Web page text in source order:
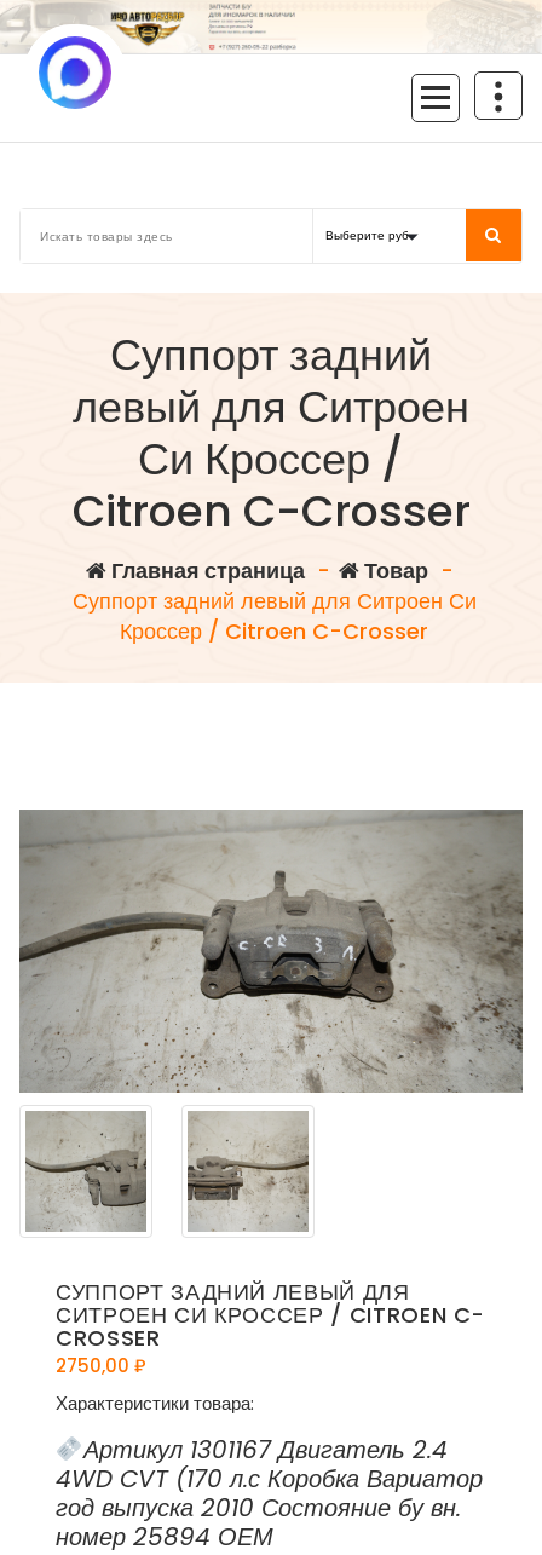
Перейти
к
содержимому
Суппорт задний
левый для Ситроен
Си Кроссер /
Citroen C-Crosser
Главная страница- Товар-
Суппорт задний левый для Ситроен Си
Кроссер / Citroen C-Crosser
СУППОРТ ЗАДНИЙ ЛЕВЫЙ ДЛЯ
СИТРОЕН СИ КРОССЕР / CITROEN C-
CROSSER
2750,00 ₽
Характеристики товара:
Артикул 1301167 Двигатель 2.4
4WD CVT (170 л.с Коробка Вариатор
год выпуска 2010 Состояние бу вн.
номер 25894 ОЕМ